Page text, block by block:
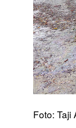
Foto: Taji